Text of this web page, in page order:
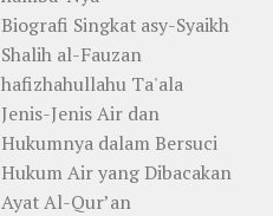
Biografi Singkat asy-Syaikh
Shalih al-Fauzan
hafizhahullahu Ta'ala
Jenis-Jenis Air dan
Hukumnya dalam Bersuci
Hukum Air yang Dibacakan
Ayat Al-Qur’an